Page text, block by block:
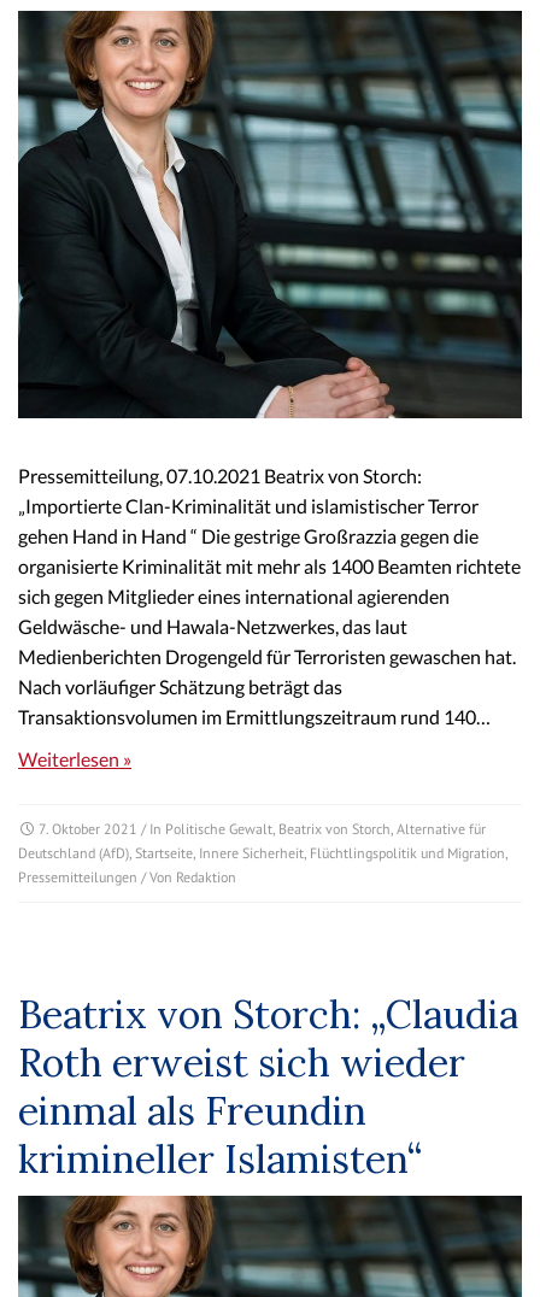
Pressemitteilung, 07.10.2021 Beatrix von Storch:
„Importierte Clan-Kriminalität und islamistischer Terror
gehen Hand in Hand “ Die gestrige Großrazzia gegen die
organisierte Kriminalität mit mehr als 1400 Beamten richtete
sich gegen Mitglieder eines international agierenden
Geldwäsche- und Hawala-Netzwerkes, das laut
Medienberichten Drogengeld für Terroristen gewaschen hat.
Nach vorläufiger Schätzung beträgt das
Transaktionsvolumen im Ermittlungszeitraum rund 140…
Weiterlesen »
7. Oktober 2021 / In Politische Gewalt Beatrix von Storch Alternative für
Deutschland (AfD) Startseite Innere Sicherheit Flüchtlingspolitik und Migration
Pressemitteilungen / Von Redaktion
Beatrix von Storch: „Claudia
Roth erweist sich wieder
einmal als Freundin
krimineller Islamisten“